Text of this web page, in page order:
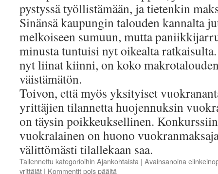
pystyssä työllistämään, ja tietenkin
Sinänsä kaupungin talouden kannalta
melkoiseen sumuun, mutta
minusta tuntuisi nyt oikealta
nyt liinat kiinni, on koko
väistämätön.
Toivon, että myös yksityiset
yrittäjien tilannetta huojennuksin
on täysin poikkeuksellinen.
vuokralainen on huono
välittömästi tilallekaan saa.
Tallennettu kategorioihin Ajankohtaista | Avainsanoina
yrittäjät | Kommentit pois päältä